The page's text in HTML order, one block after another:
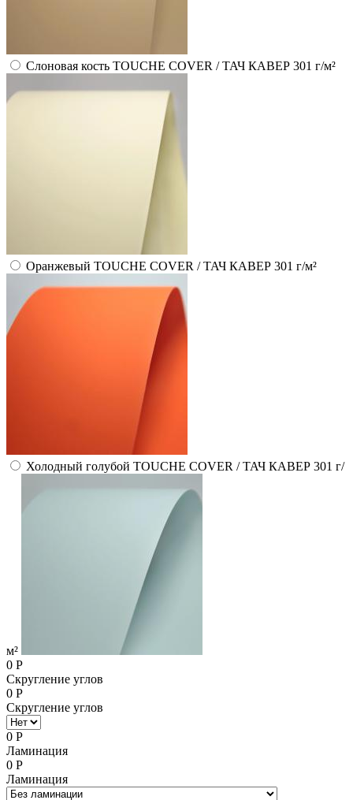
Слоновая кость TOUCHE COVER / ТАЧ КАВЕР 301 г/м²
Оранжевый TOUCHE COVER / ТАЧ КАВЕР 301 г/м²
Холодный голубой TOUCHE COVER / ТАЧ КАВЕР 301 г/
м²
0 Р
Скругление углов
0 Р
Скругление углов
0 Р
Ламинация
0 Р
Ламинация